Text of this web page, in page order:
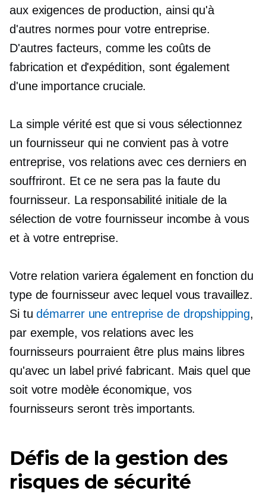
aux exigences de production, ainsi qu'à
d'autres normes pour votre entreprise.
D'autres facteurs, comme les coûts de
fabrication et d'expédition, sont également
d'une importance cruciale.
La simple vérité est que si vous sélectionnez
un fournisseur qui ne convient pas à votre
entreprise, vos relations avec ces derniers en
souffriront. Et ce ne sera pas la faute du
fournisseur. La responsabilité initiale de la
sélection de votre fournisseur incombe à vous
et à votre entreprise.
Votre relation variera également en fonction du
type de fournisseur avec lequel vous travaillez.
Si tudémarrer une entreprise de dropshipping,
par exemple, vos relations avec les
fournisseurs pourraient être plus mains libres
qu'avec un label privéfabricant. Mais quel que
soit votre modèle économique, vos
fournisseurs seront très importants.
Défis de la gestion des
risques de sécurité